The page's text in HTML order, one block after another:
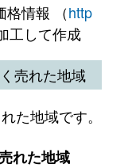
格情報 （http
工して作成
売れた地域
た地域です。
れた地域